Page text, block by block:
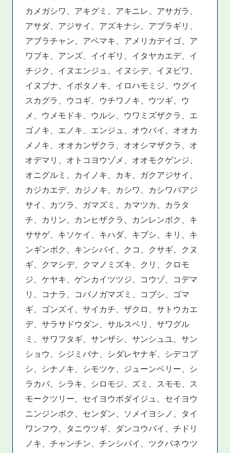
カメガシワ、アキグミ、アキニレ、アサガラ、
アサダ、アジサイ、アズキナシ、アブラギリ、
アブラチャン、アベマキ、アメリカデイゴ、ア
ワブキ、アンズ、イイギリ、イタヤカエデ、イ
チジク、イヌエンジュ、イヌシデ、イヌビワ、
イヌブナ、イボタノキ、イロハモミジ、ウグイ
スカグラ、ウコギ、ウチワノキ、ウツギ、ウ
メ、ウメモドキ、ウルシ、ウワミズザクラ、エ
ゴノキ、エノキ、エンジュ、オウバイ、オオカ
メノキ、オオカンザクラ、オオシマザクラ、オ
オデマリ、オトコヨウゾメ、オオモクゲンジ、
オニグルミ、カイノキ、カキ、ガクアジサイ、
カジカエデ、カジノキ、カシワ、カシワバアジ
サイ、カツラ、ガマズミ、カマツカ、カラタ
チ、カリン、カンヒザクラ、カンレンボク、キ
ササゲ、キソケイ、キハダ、キブシ、キリ、キ
ンギンボク、キンシバイ、クコ、クサギ、クヌ
ギ、クマシデ、クマノミズキ、クリ、クロモ
ジ、ケヤキ、ゲンカイツツジ、コウゾ、コデマ
リ、コナラ、コバノガマズミ、コブシ、ゴマ
ギ、ゴンズイ、サイカチ、ザクロ、サトウカエ
デ、サラサドウダン、サルスベリ、サワグル
ミ、サワフタギ、サンザシ、サンシュユ、サン
ショウ、シジミバナ、シダレヤナギ、シデコブ
シ、シナノキ、シモツケ、ジューンベリー、シ
ラカバ、シラキ、シロモジ、ズミ、スモモ、ス
モークツリー、セイヨウボダイジュ、セイヨウ
ニンジンボク、センダン、ソメイヨシノ、タイ
ワンフウ、タニウツギ、ダンコウバイ、チドリ
ノキ、チャンチン、チンシバイ、ツクバネウツ